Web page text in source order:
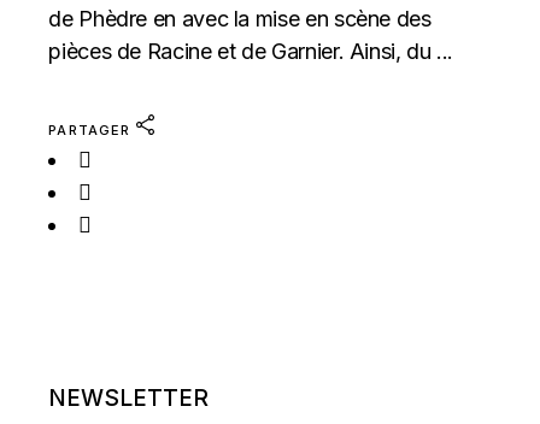
de Phèdre en avec la mise en scène des
pièces de Racine et de Garnier. Ainsi, du ...
PARTAGER
NEWSLETTER